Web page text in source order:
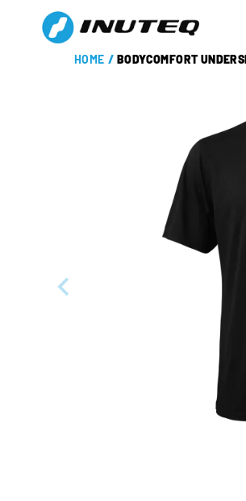
HOME / BODYCOMFORT